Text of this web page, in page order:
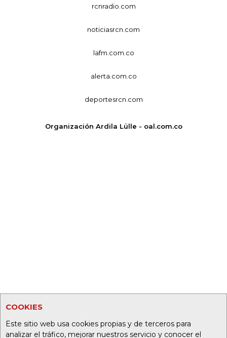
COOKIES
Este sitio web usa cookies propias y de terceros para
analizar el tráfico, mejorar nuestros servicio y conocer el
rcnradio.com
noticiasrcn.com
lafm.com.co
alerta.com.co
deportesrcn.com
Organización Ardila Lülle - oal.com.co